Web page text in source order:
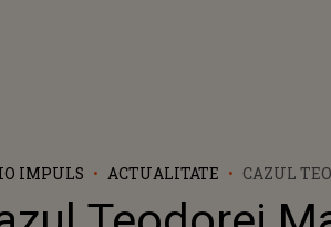
IMPULS ACTUALITATE
CAZUL